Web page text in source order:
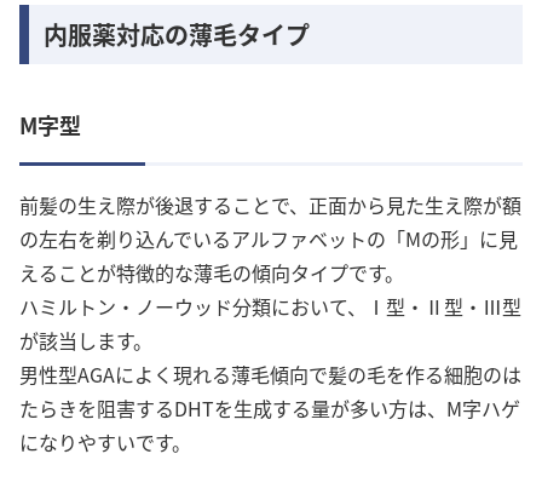
内服薬対応の薄毛タイプ
M字型
前髪の生え際が後退することで、正面から見た生え際が額
の左右を剃り込んでいるアルファベットの「Mの形」に見
えることが特徴的な薄毛の傾向タイプです。
ハミルトン・ノーウッド分類において、Ⅰ型・Ⅱ型・Ⅲ型
が該当します。
男性型AGAによく現れる薄毛傾向で髪の毛を作る細胞のは
たらきを阻害するDHTを生成する量が多い方は、M字ハゲ
になりやすいです。